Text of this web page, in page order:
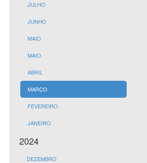
JULHO
JUNHO
MAIO
MAIO
ABRIL
MARÇO
FEVEREIRO
JANEIRO
2024
DEZEMBRO